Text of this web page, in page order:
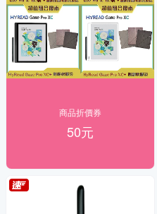
商品折價券
50元